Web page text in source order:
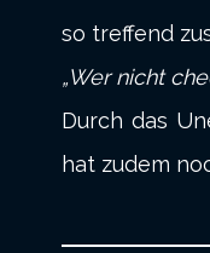
so treffend
„Wer nicht
Durch das
hat zudem